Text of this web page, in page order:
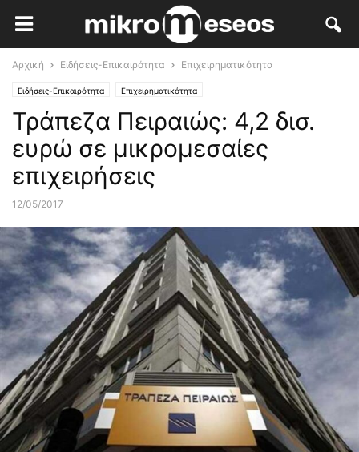
Αρχική Ειδήσεις-Επικαιρότητα Επιχειρηματικότητα
Ειδήσεις-Επικαιρότητα Επιχειρηματικότητα
Τράπεζα Πειραιώς: 4,2 δισ.
ευρώ σε μικρομεσαίες
επιχειρήσεις
12/05/2017